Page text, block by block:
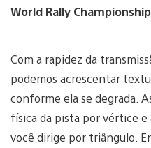
World Rally
Com a rapidez da
podemos acrescentar
conforme ela se degrada.
física da pista por vértice
você dirige por triângulo.